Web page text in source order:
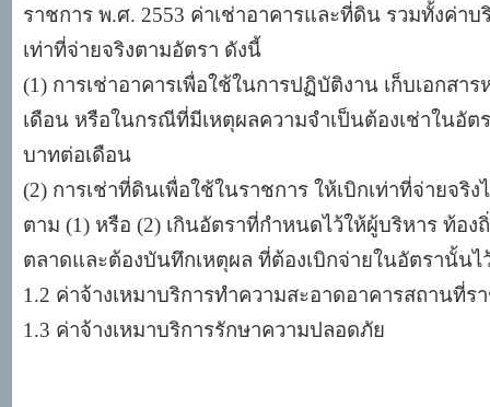
ราชการ พ.ศ. 2553 ค่าเช่าอาคารและที่ดิน รวมทั้งค่า
เท่าที่จ่ายจริงตามอัตรา ดังนี้
(1) การเช่าอาคารเพื่อใช้ในการปฏิบัติงาน เก็บเอกสา
เดือน หรือในกรณีที่มีเหตุผลความจำเป็นต้องเช่าในอัต
บาทต่อเดือน
(2) การเช่าที่ดินเพื่อใช้ในราชการ ให้เบิกเท่าที่จ่ายจริ
ตาม(1) หรือ (2) เกินอัตราที่กำหนดไว้ให้ผู้บริหาร ท้อง
ตลาดและต้องบันทึกเหตุผล ที่ต้องเบิกจ่ายในอัตรานั้นไ
1.2 ค่าจ้างเหมาบริการทำความสะอาดอาคารสถานที่ร
1.3 ค่าจ้างเหมาบริการรักษาความปลอดภัย